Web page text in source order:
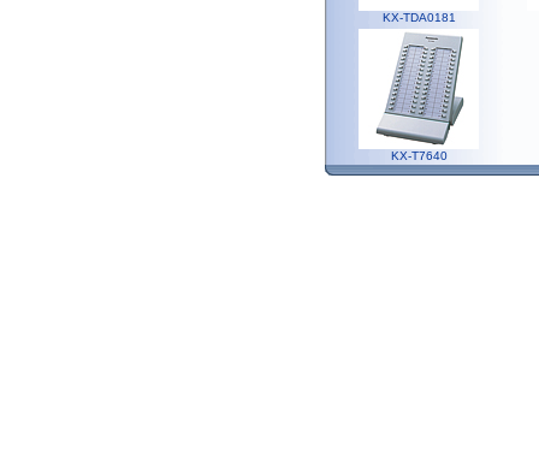
KX-TDA0181
KX-T7640